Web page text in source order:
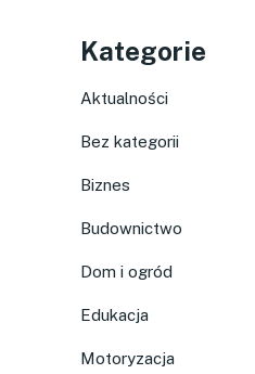
Kategorie
Aktualności
Bez kategorii
Biznes
Budownictwo
Dom i ogród
Edukacja
Motoryzacja